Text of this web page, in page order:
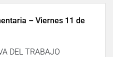
– Viernes 11 de
DEL TRABAJO